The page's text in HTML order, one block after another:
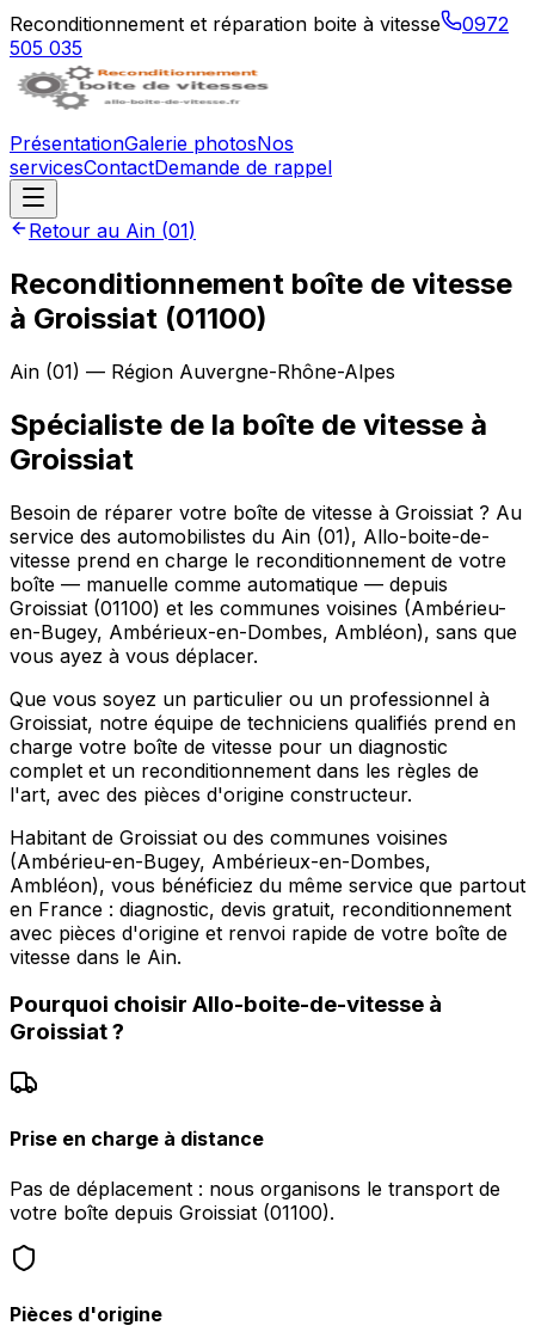
Reconditionnement et réparation boite à vitesse
0972
505 035
PrésentationGalerie photosNos
servicesContactDemande de rappel
Retour au Ain (01)
Reconditionnement boîte de vitesse
à Groissiat (01100)
Ain (01) — Région Auvergne-Rhône-Alpes
Spécialiste de la boîte de vitesse à
Groissiat
Besoin de réparer votre boîte de vitesse à Groissiat ? Au
service des automobilistes du Ain (01), Allo-boite-de-
vitesse prend en charge le reconditionnement de votre
boîte — manuelle comme automatique — depuis
Groissiat (01100) et les communes voisines (Ambérieu-
en-Bugey, Ambérieux-en-Dombes, Ambléon), sans que
vous ayez à vous déplacer.
Que vous soyez un particulier ou un professionnel à
Groissiat, notre équipe de techniciens qualifiés prend en
charge votre boîte de vitesse pour un diagnostic
complet et un reconditionnement dans les règles de
l'art, avec des pièces d'origine constructeur.
Habitant de Groissiat ou des communes voisines
(Ambérieu-en-Bugey, Ambérieux-en-Dombes,
Ambléon), vous bénéficiez du même service que partout
en France : diagnostic, devis gratuit, reconditionnement
avec pièces d'origine et renvoi rapide de votre boîte de
vitesse dans le Ain.
Pourquoi choisir Allo-boite-de-vitesse à
Groissiat?
Prise en charge à distance
Pas de déplacement : nous organisons le transport de
votre boîte depuis Groissiat (01100).
Pièces d'origine